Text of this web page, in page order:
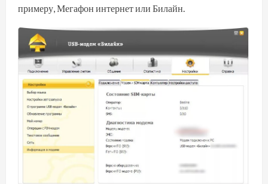
примеру, Мегафон интернет или Билайн.